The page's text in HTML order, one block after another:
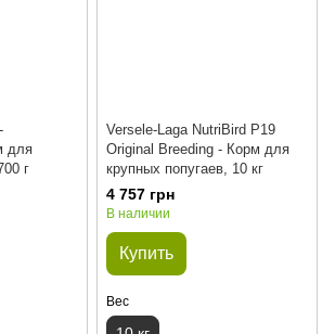
для
г
Versele-Laga NutriBird P19
Original Breeding - Корм для
крупных попугаев, 10 кг
4 757 грн
В наличии
Купить
Вес